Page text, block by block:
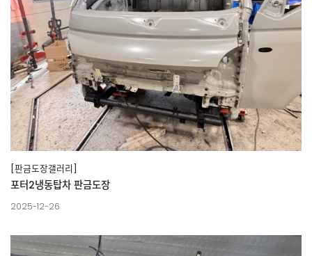
[판금도장갤러리]
포터2냉동탑차 판금도장
2025-12-26